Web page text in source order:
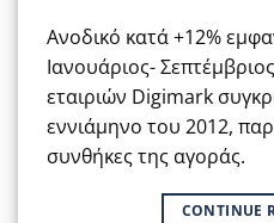
Ανοδικό κατά +12%
Ιανουάριος-
εταιριών Digimark
εννιάμηνο του 2012,
συνθήκες της αγοράς.
CONTINUE